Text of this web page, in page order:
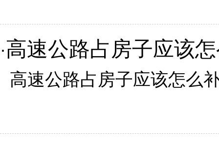
·高速公路占房子应该
高速公路占房子应该怎么